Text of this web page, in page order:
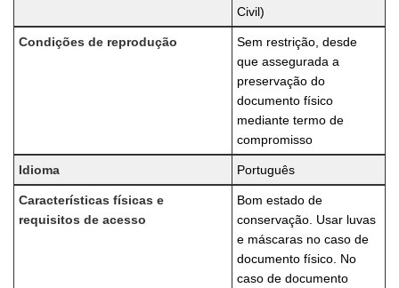
Civil)
Condições de reprodução
Sem restrição, desde
que assegurada a
preservação do
documento físico
mediante termo de
compromisso
Idioma Português
Características físicas e
requisitos de acesso
Bom estado de
conservação. Usar luvas
e máscaras no caso de
documento físico. No
caso de documento